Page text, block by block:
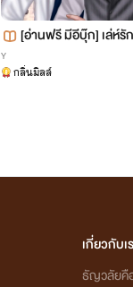
[อ่านฟรี มีอีบุ๊ก] เล่ห์รั
สถานะ) ll Mpreg
Y
กลิ่นมิลล์
เกี่ยวกับเ
ธัญวลัยคื